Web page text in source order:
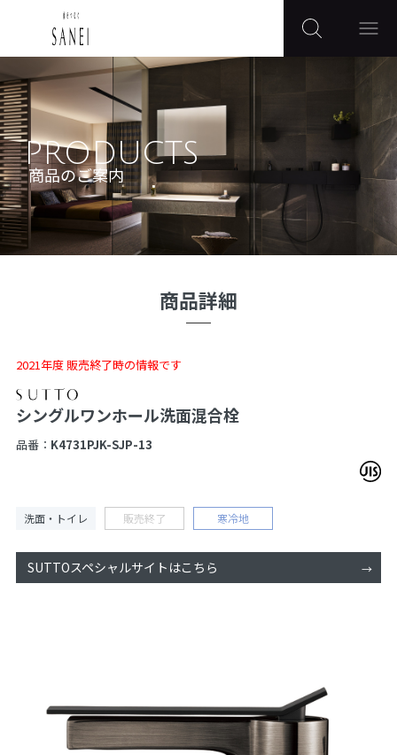
PRODUCTS
商品のご案内
商品詳細
2021年度 販売終了時の情報です
シングルワンホール洗面混合栓
品番： K4731PJK-SJP-13
洗面・トイレ 販売終了 寒冷地
SUTTOスペシャルサイトはこちら